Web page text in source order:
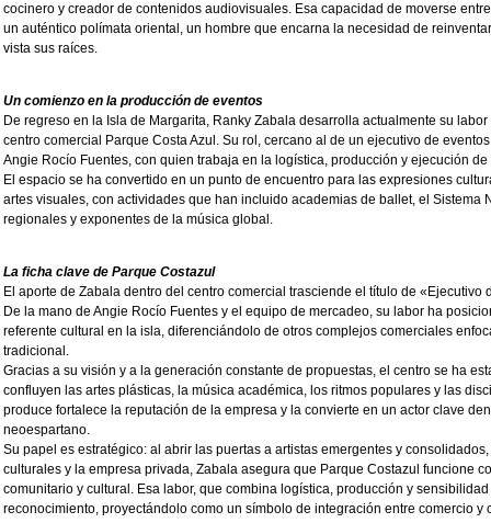
cocinero y creador de contenidos audiovisuales. Esa capacidad de moverse
un auténtico polímata oriental, un hombre que encarna la necesidad de
vista sus raíces.
Un comienzo en la producción de eventos
De regreso en la Isla de Margarita, Ranky Zabala desarrolla actualmente su
centro comercial Parque Costa Azul. Su rol, cercano al de un ejecutivo de
Angie Rocío Fuentes, con quien trabaja en la logística, producción y ejecución
El espacio se ha convertido en un punto de encuentro para las expresiones
artes visuales, con actividades que han incluido academias de ballet, el Sistema
regionales y exponentes de la música global.
La ficha clave de Parque Costazul
El aporte de Zabala dentro del centro comercial trasciende el título de «Ejecutivo
De la mano de Angie Rocío Fuentes y el equipo de mercadeo, su labor ha
referente cultural en la isla, diferenciándolo de otros complejos comerciales
tradicional.
Gracias a su visión y a la generación constante de propuestas, el centro se ha
confluyen las artes plásticas, la música académica, los ritmos populares y las
produce fortalece la reputación de la empresa y la convierte en un actor clave
neoespartano.
Su papel es estratégico: al abrir las puertas a artistas emergentes y
culturales y la empresa privada, Zabala asegura que Parque Costazul funcione
comunitario y cultural. Esa labor, que combina logística, producción y
reconocimiento, proyectándolo como un símbolo de integración entre comercio y